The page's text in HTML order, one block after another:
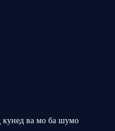
кунед ва мо ба шумо